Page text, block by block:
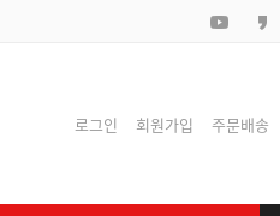
로그인 회원가입 주문배송